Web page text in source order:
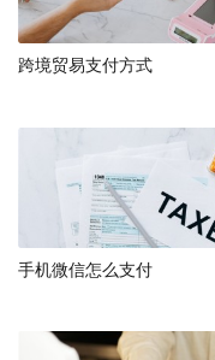
1、余额不足：确保账
用，避免在支付过程
付失败，可以尝试切
3、扫描错误：在扫
免因扫描错误导致支付
跨境贸易支付方式
手机微信怎么支付